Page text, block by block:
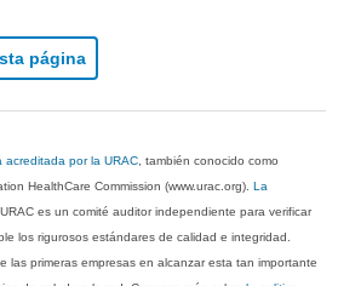
página
acreditada por la URAC , también conocido como
HealthCare Commission (www.urac.org).La
es un comité auditor independiente para verificar
los rigurosos estándares de calidad e integridad.
las primeras empresas en alcanzar esta tan importante